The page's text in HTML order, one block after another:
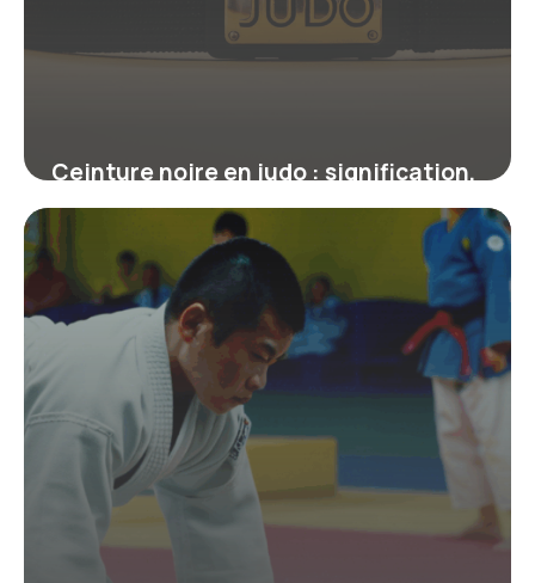
Ceinture noire en judo : signification,
progression et conseils essentiels
19 juin 2026